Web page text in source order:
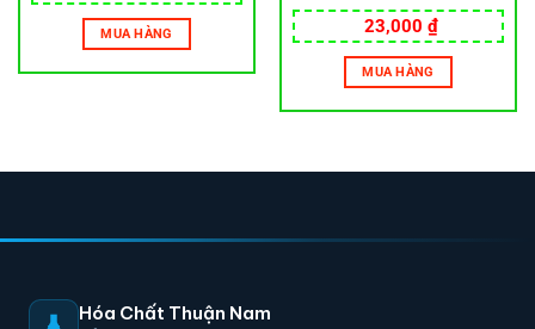
MUA HÀNG
Wheaton
23,000 ₫
MUA HÀNG
Hóa Chất Thuận Nam